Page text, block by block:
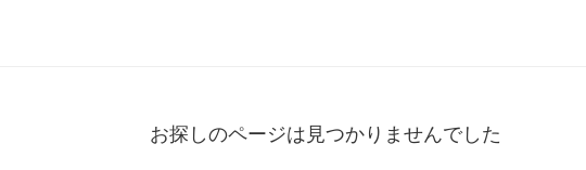
お探しのページは見つかりませんでした